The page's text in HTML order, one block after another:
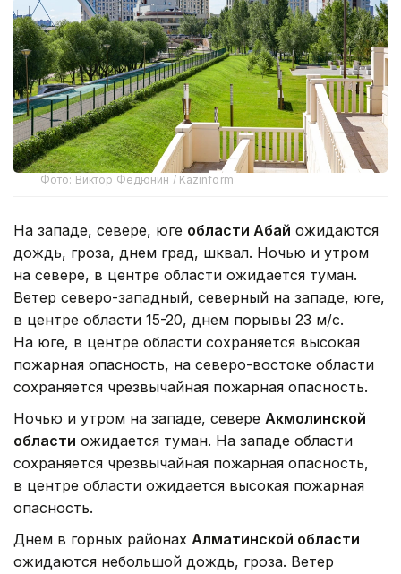
Фото: Виктор Федюнин / Kazinform
На западе, севере, юге области Абай ожидаются
дождь, гроза, днем град, шквал. Ночью и утром
на севере, в центре области ожидается туман.
Ветер северо-западный, северный на западе, юге,
в центре области 15-20, днем порывы 23 м/с.
На юге, в центре области сохраняется высокая
пожарная опасность, на северо-востоке области
сохраняется чрезвычайная пожарная опасность.
Ночью и утром на западе, севере Акмолинской
области ожидается туман. На западе области
сохраняется чрезвычайная пожарная опасность,
в центре области ожидается высокая пожарная
опасность.
Днем в горных районах Алматинской области
ожидаются небольшой дождь, гроза. Ветер